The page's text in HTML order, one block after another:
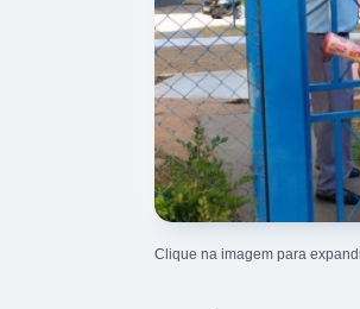
Clique na imagem para